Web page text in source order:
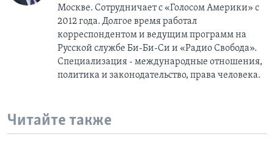
Москве. Сотрудничает с «Голосом Америки» с
2012 года. Долгое время работал
корреспондентом и ведущим программ на
Русской службе Би-Би-Си и «Радио Свобода».
Специализация - международные отношения,
политика и законодательство, права человека.
Читайте также